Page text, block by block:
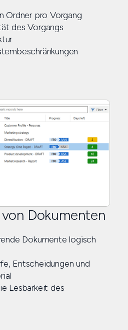
Ordner pro Vorgang
des Vorgangs
Dokumenten
Dokumente logisch
Entscheidungen und
Lesbarkeit des